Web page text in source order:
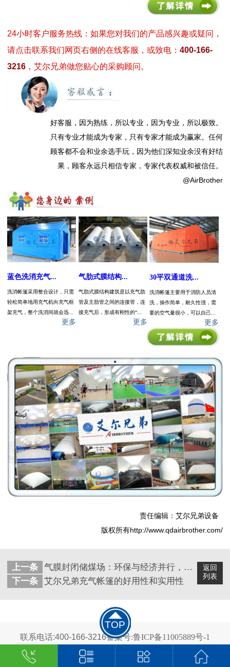
24小时客户服务热线：如果您对我们的产品感兴趣或疑问，
请点击联系我们网页右侧的在线客服，或致电： 400-166-
3216 ，艾尔兄弟做您贴心的采购顾问。
好客服，因为熟练，所以专业，因为专业，所以极致。
只有专业才能成为专家，只有专家才能成为赢家。任何
顾客都不会和业余选手玩，因为他们深知业余没有好结
果，顾客永远只相信专家，专家代表权威和被信任。
@AirBrother
蓝色洗消充气...
洗消帐篷采用整合设计，只需
轻松简单地用充气机向充气框
架充气，整个洗消间就会迅...
更多
气肋式膜结构...
气肋式膜结构建筑是以充气肋
管及主肋管之间的连接管，连
接充气后，形成有刚性的“...
更多
30平双通道洗...
洗消帐篷主要用于消防人员清
洗，操作简单，耐久性强，需
要的空气量很小，可以自己...
更多
责任编辑：艾尔兄弟设备
版权所有http://www.qdairbrother.com/
返回
列表
上一条
气膜封闭储煤场：环保与经济并行，安全与节能共处
下一条
艾尔兄弟充气帐篷的好用性和实用性
TOP
联系电话:400-166-3216备案号:鲁ICP备11005889号-1
2024 青岛艾尔兄弟科技有限公司 版权所有